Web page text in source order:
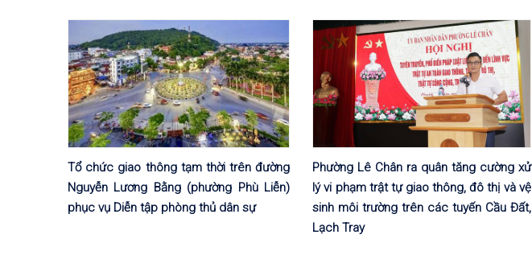
Tổ chức giao thông tạm thời trên đường
Nguyễn Lương Bằng (phường Phù Liễn)
phục vụ Diễn tập phòng thủ dân sự
Phường Lê Chân ra quân tăng cường xử
lý vi phạm trật tự giao thông, đô thị và vệ
sinh môi trường trên các tuyến Cầu Đất,
Lạch Tray